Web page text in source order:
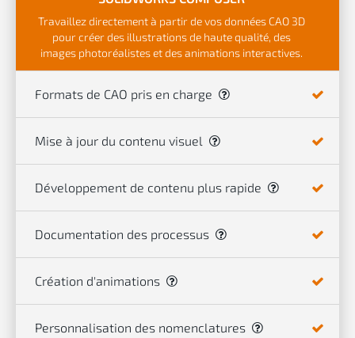
Travaillez directement à partir de vos données CAO 3D
pour créer des illustrations de haute qualité, des
images photoréalistes et des animations interactives.
Formats de CAO pris en charge
Mise à jour du contenu visuel
Développement de contenu plus rapide
Documentation des processus
Création d'animations
Personnalisation des nomenclatures